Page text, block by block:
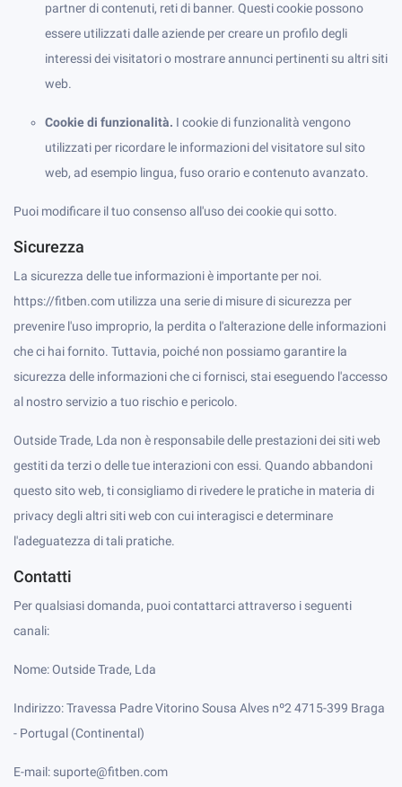
partner di contenuti, reti di banner. Questi cookie possono
essere utilizzati dalle aziende per creare un profilo degli
interessi dei visitatori o mostrare annunci pertinenti su altri siti
web.
Cookie di funzionalità. I cookie di funzionalità vengono
utilizzati per ricordare le informazioni del visitatore sul sito
web, ad esempio lingua, fuso orario e contenuto avanzato.
Puoi modificare il tuo consenso all'uso dei cookie qui sotto.
Sicurezza
La sicurezza delle tue informazioni è importante per noi.
https://fitben.com utilizza una serie di misure di sicurezza per
prevenire l'uso improprio, la perdita o l'alterazione delle informazioni
che ci hai fornito. Tuttavia, poiché non possiamo garantire la
sicurezza delle informazioni che ci fornisci, stai eseguendo l'accesso
al nostro servizio a tuo rischio e pericolo.
Outside Trade, Lda non è responsabile delle prestazioni dei siti web
gestiti da terzi o delle tue interazioni con essi. Quando abbandoni
questo sito web, ti consigliamo di rivedere le pratiche in materia di
privacy degli altri siti web con cui interagisci e determinare
l'adeguatezza di tali pratiche.
Contatti
Per qualsiasi domanda, puoi contattarci attraverso i seguenti
canali:
Nome: Outside Trade, Lda
Indirizzo: Travessa Padre Vitorino Sousa Alves nº2 4715-399 Braga
- Portugal (Continental)
E-mail: suporte@fitben.com